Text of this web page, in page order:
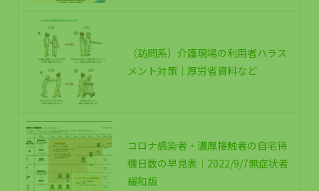
（訪問系）介護現場の利用者ハラス
メント対策｜厚労省資料など
コロナ感染者・濃厚接触者の自宅待
機日数の早見表｜2022/9/7無症状者
緩和版